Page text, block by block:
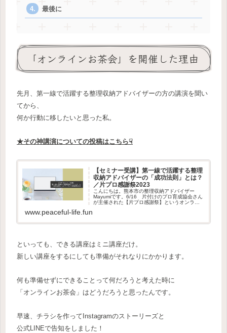
最後に
「オンラインお茶会」を開催した理由
先月、第一線で活躍する整理収納アドバイザーの方の講演を聞い
てから、
何か行動に移したいと思った私。
★その神講演についての投稿はこちら☟
【セミナー受講】第一線で活躍する整理
収納アドバイザーの「成功法則」とは？
／片プロ感謝祭2023
こんにちは。熊本市の整理収納アドバイザー
Mayumiです。6/16 片付けのプロ育成協会さん
が主催された【片プロ感謝祭】というオンライ
www.peaceful-life.fun
といっても、できる講座はミニ講座だけ。
新しい講座をするにしても準備がそれなりにかかります。
何も準備せずにできることって何だろうと考えた時に
「オンラインお茶会」はどうだろうと思ったんです。
早速、チラシを作ってInstagramのストーリーズと
公式LINEで告知をしました！